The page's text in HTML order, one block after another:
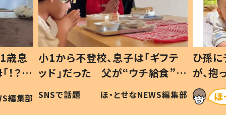
歳息
？」
編集部
小1から不登校、息子は「ギフテ
ッド」だった 父が“ウチ給食”を
作り続ける理由とは #令和の親
#令和の子
SNSで話題 ほ・とせなNEWS編集部
ひ孫
が、
「涙が
い」